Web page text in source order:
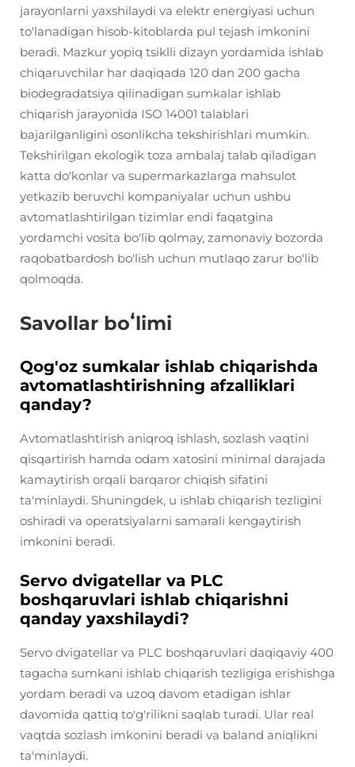
jarayonlarni yaxshilaydi va elektr energiyasi uchun
to'lanadigan hisob-kitoblarda pul tejash imkonini
beradi. Mazkur yopiq tsiklli dizayn yordamida ishlab
chiqaruvchilar har daqiqada 120 dan 200 gacha
biodegradatsiya qilinadigan sumkalar ishlab
chiqarish jarayonida ISO 14001 talablari
bajarilganligini osonlikcha tekshirishlari mumkin.
Tekshirilgan ekologik toza ambalaj talab qiladigan
katta do'konlar va supermarkazlarga mahsulot
yetkazib beruvchi kompaniyalar uchun ushbu
avtomatlashtirilgan tizimlar endi faqatgina
yordamchi vosita bo'lib qolmay, zamonaviy bozorda
raqobatbardosh bo'lish uchun mutlaqo zarur bo'lib
qolmoqda.
Savollar boʻlimi
Qog'oz sumkalar ishlab chiqarishda
avtomatlashtirishning afzalliklari
qanday?
Avtomatlashtirish aniqroq ishlash, sozlash vaqtini
qisqartirish hamda odam xatosini minimal darajada
kamaytirish orqali barqaror chiqish sifatini
ta'minlaydi. Shuningdek, u ishlab chiqarish tezligini
oshiradi va operatsiyalarni samarali kengaytirish
imkonini beradi.
Servo dvigatellar va PLC
boshqaruvlari ishlab chiqarishni
qanday yaxshilaydi?
Servo dvigatellar va PLC boshqaruvlari daqiqaviy 400
tagacha sumkani ishlab chiqarish tezligiga erishishga
yordam beradi va uzoq davom etadigan ishlar
davomida qattiq to'g'rilikni saqlab turadi. Ular real
vaqtda sozlash imkonini beradi va baland aniqlikni
ta'minlaydi.